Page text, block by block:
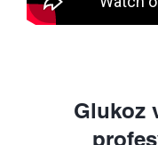
Glukoz